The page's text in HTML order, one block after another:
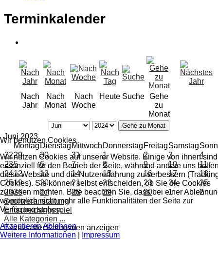
Terminkalender
Nach
Jahr
Nach
Monat
Nach
Woche
Heute Suche Gehe
zu
Monat
Gehe zu Monat
Juni 2023
Montag Dienstag Mittwoch Donnerstag FreitagSamstag
2229 30 31 1 2 3
4
235 6 7 8 9 10
11
2412 13 14 15 16 17
18
2519 20 21 22 23 24
25
2626 27 28 29 30 1
2
Sportveranstaltung
Entscheidungsspiel
Alle Kategorien ...
Events aller Kategorien anzeigen
Wir benutzen Cookies
Wir nutzen Cookies auf unserer Website. Einige von ihnen sind
essenziell für den Betrieb der Seite, während andere uns
diese Website und die Nutzererfahrung zu verbessern
Cookies). Sie können selbst entscheiden, ob Sie die Cookies
zulassen möchten. Bitte beachten Sie, dass bei einer
womöglich nicht mehr alle Funktionalitäten der Seite zur
Verfügung stehen.
AkzeptierenAblehnen
Weitere Informationen
Impressum